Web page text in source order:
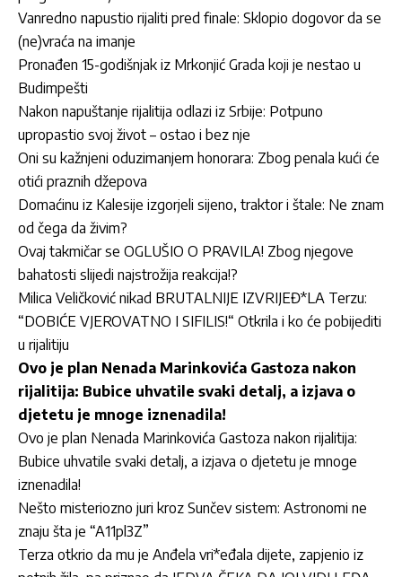
Vanredno napustio rijaliti pred finale: Sklopio dogovor da se
(ne)vraća na imanje
Pronađen 15-godišnjak iz Mrkonjić Grada koji je nestao u
Budimpešti
Nakon napuštanje rijalitija odlazi iz Srbije: Potpuno
upropastio svoj život – ostao i bez nje
Oni su kažnjeni oduzimanjem honorara: Zbog penala kući će
otići praznih džepova
Domaćinu iz Kalesije izgorjeli sijeno, traktor i štale: Ne znam
od čega da živim?
Ovaj takmičar se OGLUŠIO O PRAVILA! Zbog njegove
bahatosti slijedi najstrožija reakcija!?
Milica Veličković nikad BRUTALNIJE IZVRIJEĐ*LA Terzu:
“DOBIĆE VJEROVATNO I SIFILIS!“ Otkrila i ko će pobijediti
u rijalitiju
Ovo je plan Nenada Marinkovića Gastoza nakon
rijalitija: Bubice uhvatile svaki detalj, a izjava o
djetetu je mnoge iznenadila!
Ovo je plan Nenada Marinkovića Gastoza nakon rijalitija:
Bubice uhvatile svaki detalj, a izjava o djetetu je mnoge
iznenadila!
Nešto misteriozno juri kroz Sunčev sistem: Astronomi ne
znaju šta je “A11pl3Z”
Terza otkrio da mu je Anđela vri*eđala dijete, zapjenio iz